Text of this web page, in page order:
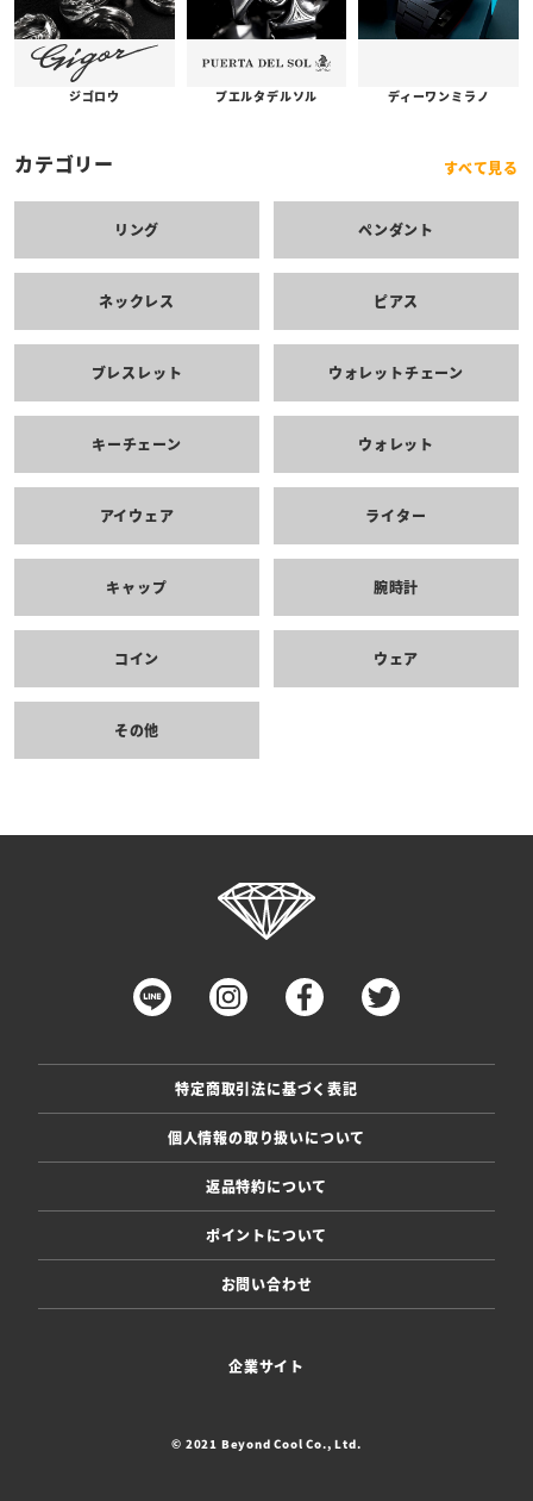
ジゴロウ プエルタデルソル ディーワンミラノ
カテゴリー すべて見る
リング ペンダント
ネックレス ピアス
ブレスレット ウォレットチェーン
キーチェーン ウォレット
アイウェア ライター
キャップ 腕時計
コイン ウェア
その他
特定商取引法に基づく表記
個人情報の取り扱いについて
返品特約について
ポイントについて
お問い合わせ
企業サイト
© 2021 Beyond Cool Co., Ltd.